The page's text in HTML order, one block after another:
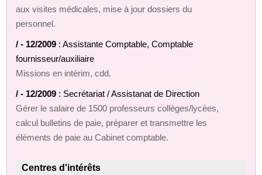
aux visites médicales, mise à jour dossiers du
personnel.
/ - 12/2009 : Assistante Comptable, Comptable
fournisseur/auxiliaire
Missions en intérim, cdd.
/ - 12/2009 : Secrétariat / Assistanat de Direction
Gérer le salaire de 1500 professeurs collèges/lycées,
calcul bulletins de paie, préparer et transmettre les
éléments de paie au Cabinet comptable.
Centres d'intérêts